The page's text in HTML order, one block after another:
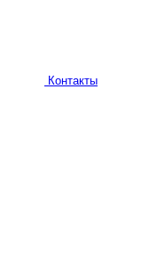
Контакты